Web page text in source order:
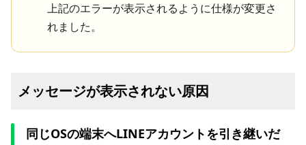
上記のエラーが表示されるように仕様が変更さ
れました。
メッセージが表示されない原因
同じOSの端末へLINEアカウントを引き継いだ